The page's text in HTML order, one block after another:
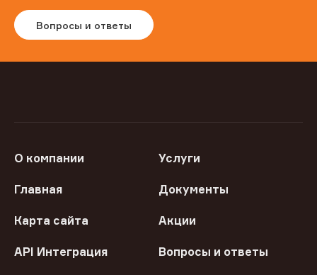
Вопросы и ответы
О компании Услуги
Главная Документы
Карта сайта Акции
API Интеграция Вопросы и ответы